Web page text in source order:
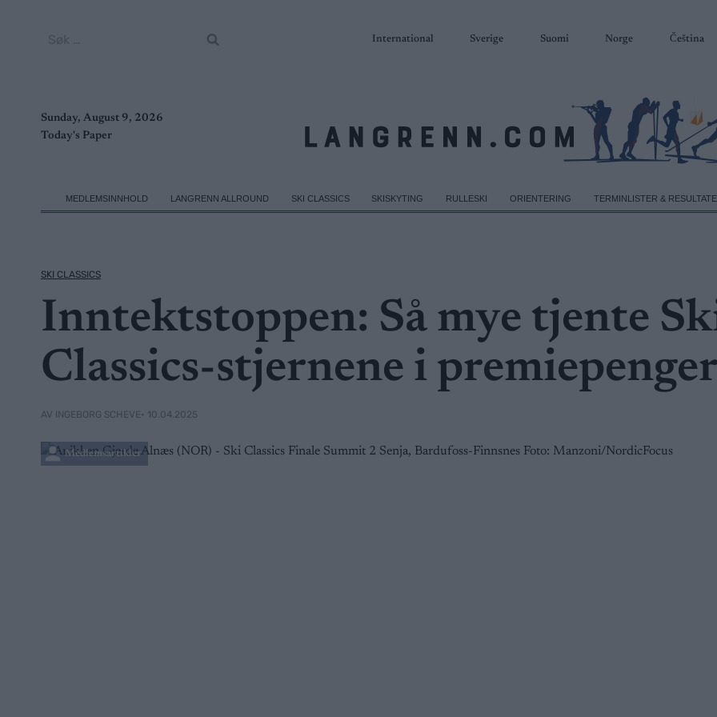
International Sverige Suomi Norge Čeština
Sunday, August 9, 2026
Today's Paper
MEDLEMSINNHOLD LANGRENN ALLROUND SKI CLASSICS SKISKYTING RULLESKI ORIENTERING TERMINLISTER &
SKI CLASSICS
Inntektstoppen: Så mye tjente
Classics-stjernene i
AV INGEBORG SCHEVE• 10.04.2025
Medlemsartikler